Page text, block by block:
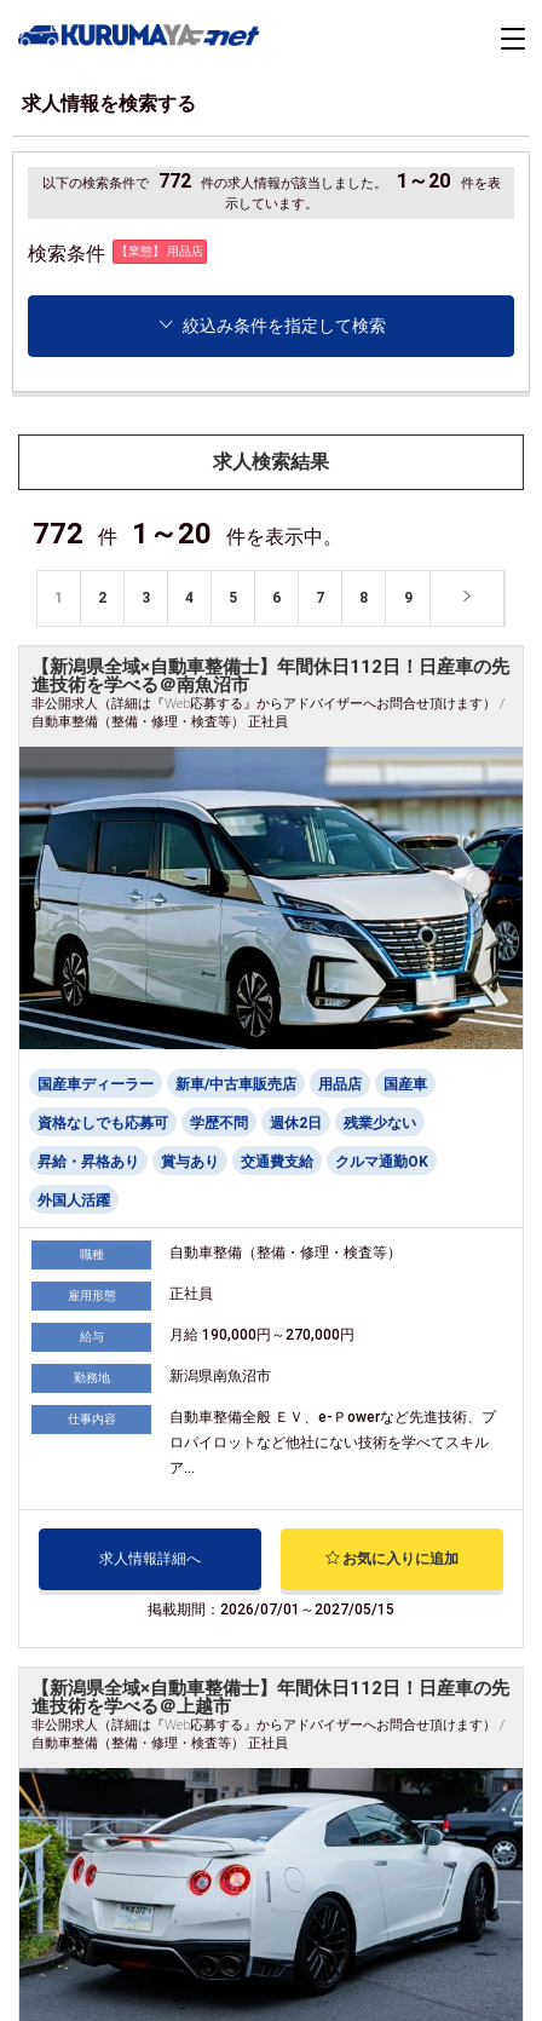
求人情報を検索する
以下の検索条件で 772 件の求人情報が該当しました。 1～20
件を表
示しています。
検索条件 【業態】 用品店
絞込み条件を指定して検索
求人検索結果
772 件 1～20 件を表示中。
1 2 3 4 5 6 7 8 9
【新潟県全域×自動車整備士】年間休日112日！日産車の先
進技術を学べる＠南魚沼市
非公開求人（詳細は『Web応募する』からアドバイザーへお問合せ頂けます） /
自動車整備（整備・修理・検査等） 正社員
国産車ディーラー 新車/中古車販売店 用品店 国産車
資格なしでも応募可 学歴不問 週休2日 残業少ない
昇給・昇格あり 賞与あり 交通費支給 クルマ通勤OK
外国人活躍
職種 自動車整備（整備・修理・検査等）
雇用形態 正社員
給与 月給 190,000円～270,000円
勤務地 新潟県南魚沼市
仕事内容
自動車整備全般 ＥＶ、e-Ｐowerなど先進技術、プ
ロパイロットなど他社にない技術を学べてスキル
ア...
求人情報詳細へ お気に入りに追加
掲載期間：2026/07/01～2027/05/15
【新潟県全域×自動車整備士】年間休日112日！日産車の先
進技術を学べる＠上越市
非公開求人（詳細は『Web応募する』からアドバイザーへお問合せ頂けます） /
自動車整備（整備・修理・検査等） 正社員